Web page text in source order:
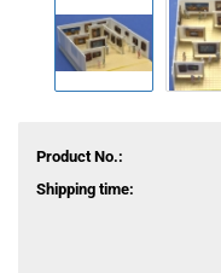
Product No.:
Shipping time: